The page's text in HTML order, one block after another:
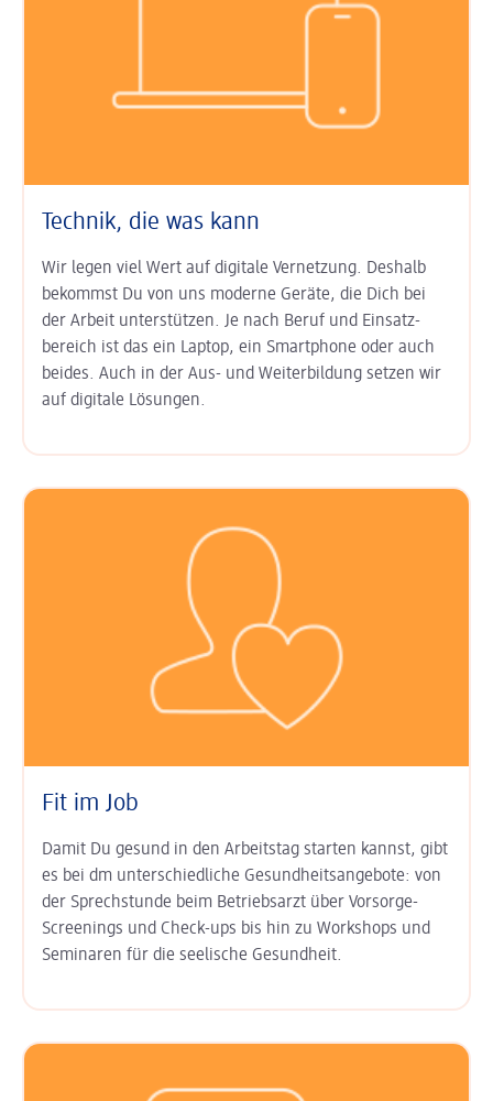
Technik, die was kann
Wir legen viel Wert auf digitale Ver­netzung. Deshalb
bekommst Du von uns moderne Geräte, die Dich bei
der Arbeit unter­stützen. Je nach Beruf und Einsatz­
bereich ist das ein Laptop, ein Smart­phone oder auch
beides. Auch in der Aus- und Weiter­bildung setzen wir
auf digitale Lösungen.
Fit im Job
Damit Du gesund in den Arbeits­tag starten kannst, gibt
es bei dm unter­schied­liche Gesundheits­angebote: von
der Sprech­stunde beim Betriebs­arzt über Vor­sorge-
Screenings und Check-ups bis hin zu Work­shops und
Semi­naren für die seelische Gesund­heit.